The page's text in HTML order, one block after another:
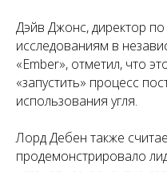
Дэйв Джонс, директор
исследованиям в
«Ember», отметил, что
«запустить» процесс
использования угля.
Лорд Дебен также
продемонстрировало